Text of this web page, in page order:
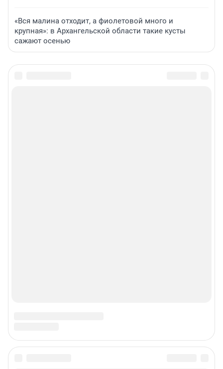
«Вся малина отходит, а фиолетовой много и
крупная»: в Архангельской области такие кусты
сажают осенью